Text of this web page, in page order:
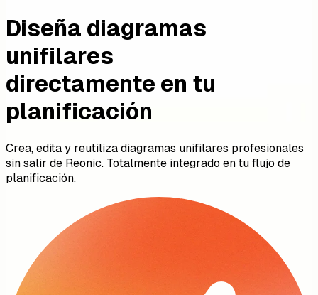
Diseña diagramas
unifilares
directamente en tu
planificación
Crea, edita y reutiliza diagramas unifilares profesionales
sin salir de Reonic. Totalmente integrado en tu flujo de
planificación.